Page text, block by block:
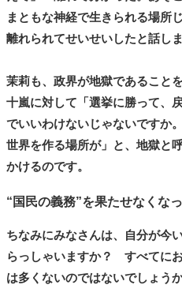
まともな神経で生きられる場所
離れられてせいせいしたと話しま
茉莉も、政界が地獄であること
十嵐に対して「選挙に勝って、
でいいわけないじゃないですか
世界を作る場所が」と、地獄と
かけるのです。
“国民の義務”を果たせなくな
ちなみにみなさんは、自分が今
らっしゃいますか？ すべてに
は多くないのではないでしょう